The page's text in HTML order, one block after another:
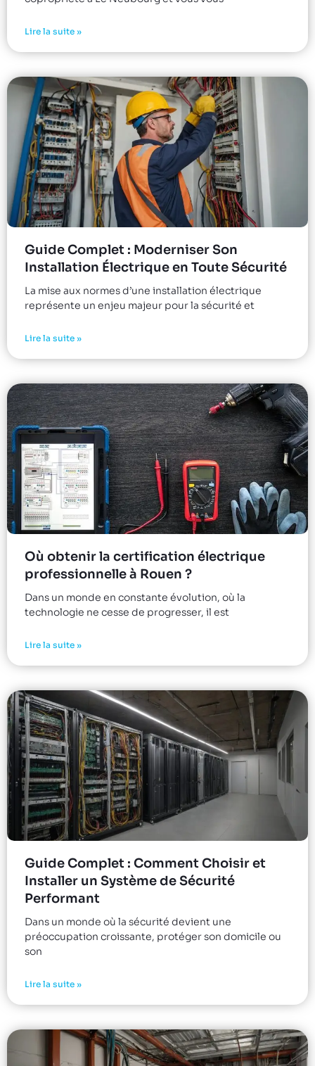
Lire la suite »
Guide Complet : Moderniser Son
Installation Électrique en Toute Sécurité
La mise aux normes d’une installation électrique
représente un enjeu majeur pour la sécurité et
Lire la suite »
Où obtenir la certification électrique
professionnelle à Rouen ?
Dans un monde en constante évolution, où la
technologie ne cesse de progresser, il est
Lire la suite »
Guide Complet : Comment Choisir et
Installer un Système de Sécurité
Performant
Dans un monde où la sécurité devient une
préoccupation croissante, protéger son domicile ou
son
Lire la suite »